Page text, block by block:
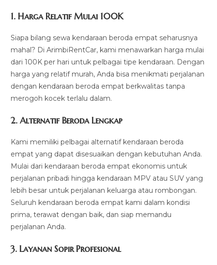
1.Harga Relatif Mulai 100K
Siapa bilang sewa kendaraan beroda empat seharusnya
mahal? Di ArimbiRentCar, kami menawarkan harga mulai
dari 100K per hari untuk pelbagai tipe kendaraan. Dengan
harga yang relatif murah, Anda bisa menikmati perjalanan
dengan kendaraan beroda empat berkwalitas tanpa
merogoh kocek terlalu dalam.
2. Alternatif Beroda Lengkap
Kami memiliki pelbagai alternatif kendaraan beroda
empat yang dapat disesuaikan dengan kebutuhan Anda.
Mulai dari kendaraan beroda empat ekonomis untuk
perjalanan pribadi hingga kendaraan MPV atau SUV yang
lebih besar untuk perjalanan keluarga atau rombongan.
Seluruh kendaraan beroda empat kami dalam kondisi
prima, terawat dengan baik, dan siap memandu
perjalanan Anda.
3.Layanan Sopir Profesional